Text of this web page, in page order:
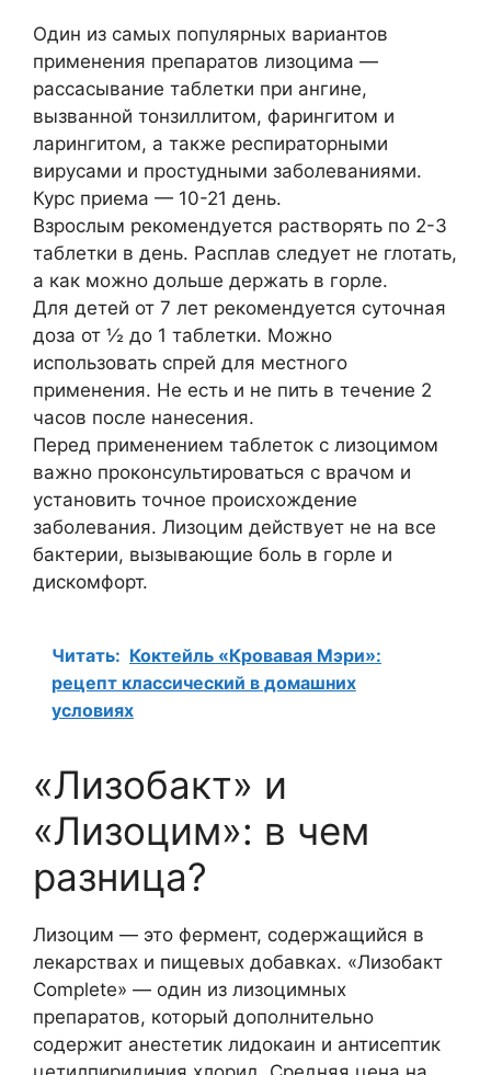
Один из самых популярных вариантов
применения препаратов лизоцима —
рассасывание таблетки при ангине,
вызванной тонзиллитом, фарингитом и
ларингитом, а также респираторными
вирусами и простудными заболеваниями.
Курс приема — 10-21 день.
Взрослым рекомендуется растворять по 2-3
таблетки в день. Расплав следует не глотать,
а как можно дольше держать в горле.
Для детей от 7 лет рекомендуется суточная
доза от ½ до 1 таблетки. Можно
использовать спрей для местного
применения. Не есть и не пить в течение 2
часов после нанесения.
Перед применением таблеток с лизоцимом
важно проконсультироваться с врачом и
установить точное происхождение
заболевания. Лизоцим действует не на все
бактерии, вызывающие боль в горле и
дискомфорт.
Читать: Коктейль «Кровавая Мэри»:
рецепт классический в домашних
условиях
«Лизобакт» и
«Лизоцим»: в чем
разница?
Лизоцим — это фермент, содержащийся в
лекарствах и пищевых добавках. «Лизобакт
Complete» — один из лизоцимных
препаратов, который дополнительно
содержит анестетик лидокаин и антисептик